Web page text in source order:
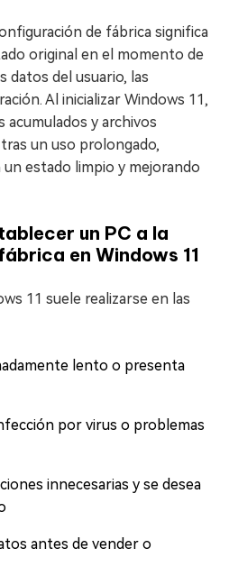
de fábrica significa
original en el momento de
datos del usuario, las
Al inicializar Windows 11,
acumulados y archivos
un uso prolongado,
estado limpio y mejorando
un PC a la
en Windows 11
11 suele realizarse en las
lento o presenta
por virus o problemas
innecesarias y se desea
antes de vender o